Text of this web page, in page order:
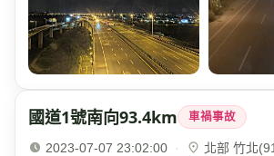
國道1號南向93.4km 車禍事故
2023-07-07 23:02:00 · 北部 竹北